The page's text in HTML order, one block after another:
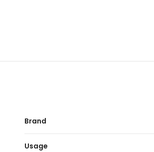
Brand
Usage